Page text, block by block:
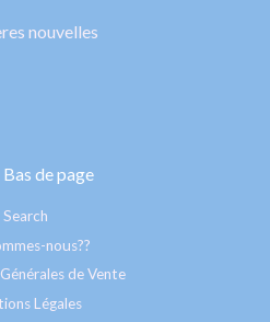
nouvelles
de page
Search
nous??
de Vente
Légales